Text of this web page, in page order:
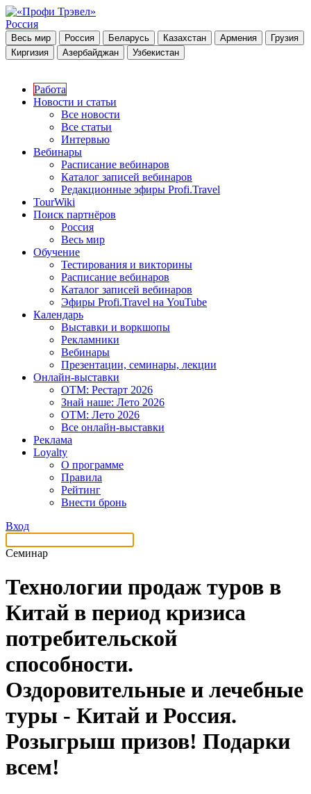
Россия
Весь мир Россия Беларусь Казахстан Армения
Грузия
Киргизия
Азербайджан Узбекистан
Работа
Новости и статьи
Все новости
Все статьи
Интервью
Вебинары
Расписание вебинаров
Каталог записей вебинаров
Редакционные эфиры Profi.Travel
TourWiki
Поиск партнёров
Россия
Весь мир
Обучение
Тестирования и викторины
Расписание вебинаров
Каталог записей вебинаров
Эфиры Profi.Travel на YouTube
Календарь
Выставки и воркшопы
Рекламники
Вебинары
Презентации, семинары, лекции
Онлайн-выставки
OTM: Рестарт 2026
Знай наше: Лето 2026
OTM: Лето 2026
Все онлайн-выставки
Реклама
Loyalty
О программе
Правила
Рейтинг
Внести бронь
Вход
Семинар
Технологии продаж туров в
Китай в период кризиса
потребительской
способности.
Оздоровительные и лечебные
туры - Китай и Россия.
Розыгрыш призов! Подарки
всем!